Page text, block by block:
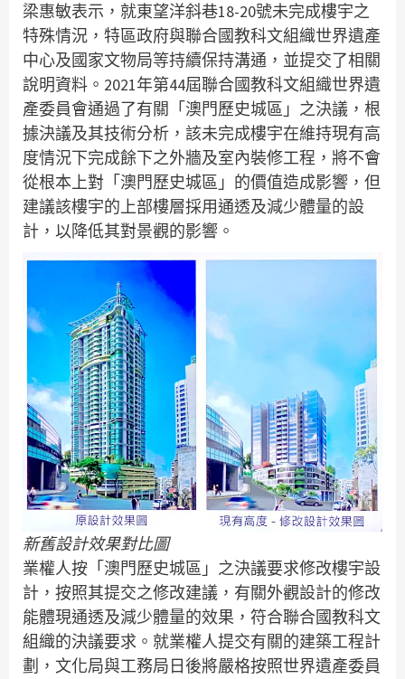
梁惠敏表示，就東望洋斜巷18-20號未完成樓宇之
特殊情況，特區政府與聯合國教科文組織世界遺產
中心及國家文物局等持續保持溝通，並提交了相關
說明資料。2021年第44屆聯合國教科文組織世界遺
產委員會通過了有關「澳門歷史城區」之決議，根
據決議及其技術分析，該未完成樓宇在維持現有高
度情況下完成餘下之外牆及室內裝修工程，將不會
從根本上對「澳門歷史城區」的價值造成影響，但
建議該樓宇的上部樓層採用通透及減少體量的設
計，以降低其對景觀的影響。
新舊設計效果對比圖
業權人按「澳門歷史城區」之決議要求修改樓宇設
計，按照其提交之修改建議，有關外觀設計的修改
能體現通透及減少體量的效果，符合聯合國教科文
組織的決議要求。就業權人提交有關的建築工程計
劃，文化局與工務局日後將嚴格按照世界遺產委員